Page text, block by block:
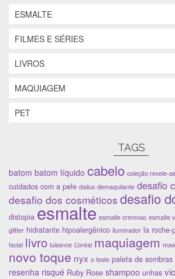
ESMALTE
FILMES E SÉRIES
LIVROS
MAQUIAGEM
PET
TAGS
batom batom líquido cabelo coleção revele-se
cuidados com a pele dailus demaquilante desafio
desafio dos cosméticos desafio
distopia esmalte esmalte cremoso esmalte
glitter hidratante hipoalergênico iluminador la roche-
facial livro luisance L’oréal maquiagem
novo toque nyx o teste paleta de sombras
resenha risqué Ruby Rose shampoo unhas